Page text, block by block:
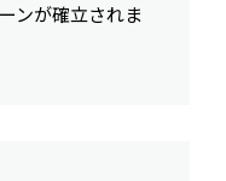
ンが確立されま